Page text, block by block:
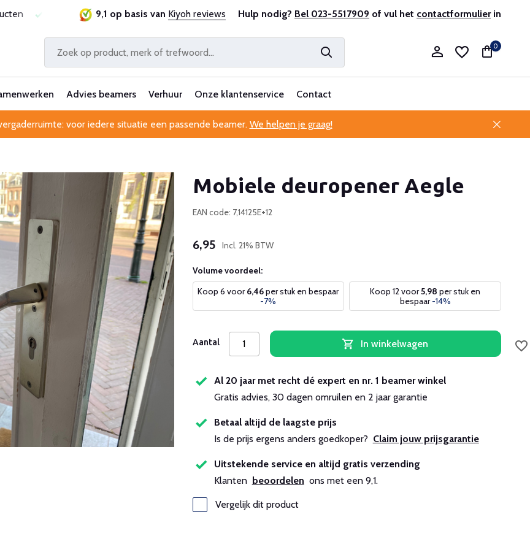
Laagste prijsgarantie Al 25 jaar betrouwbaar en ervaren Professionele klantenservice
9,1 op basis van Kiyoh reviews Hulp nodig? Bel 023-5517909 of vul het contactformulierin
Account aanmaken
0
Advies beamers Verhuur Onze klantenservice Contact
voor iedere situatie een passende beamer. We helpen je graag!
Mobiele deuropener Aegle
EAN code: 7,14125E+12
6,95 Incl. 21% BTW
Volume voordeel:
Koop 6 voor6,46per stuk en bespaar
-7%
Koop 12 voor5,98 per stuk en
bespaar-14%
Aantal In winkelwagen
Al 20 jaar met recht dé expert en nr. 1 beamer winkel
Gratis advies, 30 dagen omruilen en 2 jaar garantie
Betaal altijd de laagste prijs
Is de prijs ergens anders goedkoper? Claim jouw prijsgarantie
Uitstekende service en altijd gratis verzending
Klanten beoordelen ons met een 9,1.
Vergelijk dit product